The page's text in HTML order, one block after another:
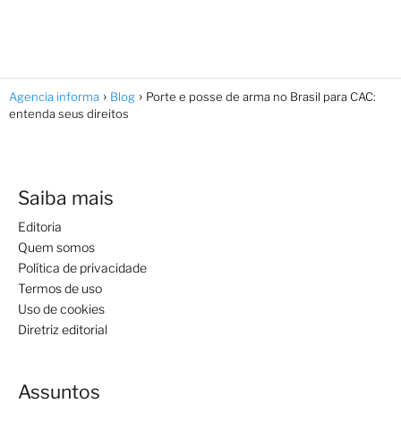
Agencia informa Blog
Porte e posse de arma no Brasil para CAC:
entenda seus direitos
Saiba mais
Editoria
Quem somos
Política de privacidade
Termos de uso
Uso de cookies
Diretriz editorial
Assuntos